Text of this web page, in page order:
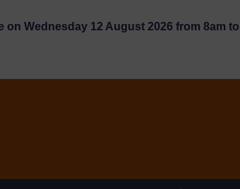
Wednesday 12 August 2026 from 8am